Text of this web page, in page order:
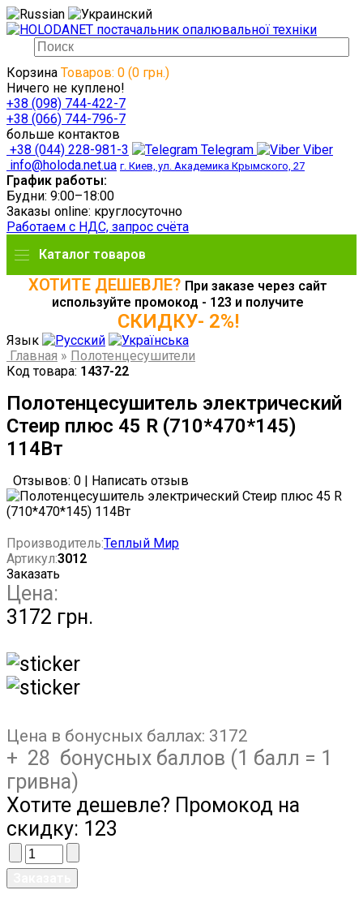
Корзина Товаров: 0 (0 грн.)
Ничего не куплено!
+38 (098) 744-422-7
+38 (066) 744-796-7
больше контактов
+38 (044) 228-981-3
Telegram
Viber
info@holoda.net.ua г. Киев, ул. Академика Крымского, 27
График работы:
Будни: 9:00–18:00
Заказы online: круглосуточно
Работаем с НДС, запрос счёта
Каталог товаров
ХОТИТЕ ДЕШЕВЛЕ? При заказе через сайт
используйте промокод - 123 и получите
СКИДКУ- 2%!
Язык
Главная » Полотенцесушители
Код товара: 1437-22
Полотенцесушитель электрический
Стеир плюс 45 R (710*470*145)
114Вт
Отзывов: 0 Написать отзыв
Производитель:Теплый Мир
Артикул:3012
Заказать
Цена:
3172 грн.
Цена в бонусных баллах: 3172
+ 28 бонусных баллов (1 балл = 1
гривна)
Хотите дешевле? Промокод на
скидку: 123